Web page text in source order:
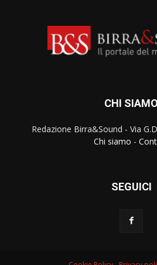
CHI SIAMO
Redazione Birra&Sound - Via
Chi siamo -
SEGUICI